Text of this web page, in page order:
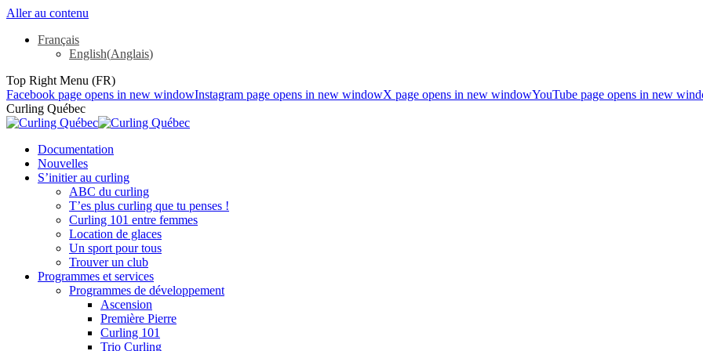
Aller au contenu
Français
English(Anglais)
Top Right Menu (FR)
Facebook page opens in new windowInstagram page opens in new windowX page opens in new windowYouTube page opens in new
Curling Québec
Documentation
Nouvelles
S’initier au curling
ABC du curling
T’es plus curling que tu penses !
Curling 101 entre femmes
Location de glaces
Un sport pour tous
Trouver un club
Programmes et services
Programmes de développement
Ascension
Première Pierre
Curling 101
Trio Curling